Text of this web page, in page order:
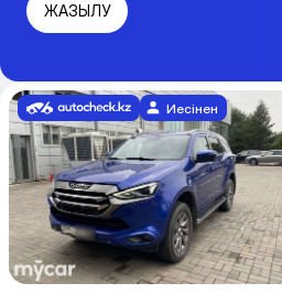
ЖАЗЫЛУ
Иесінен